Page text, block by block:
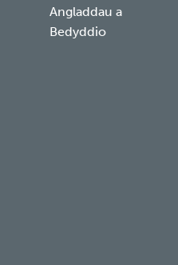
Angladdau a
Bedyddio